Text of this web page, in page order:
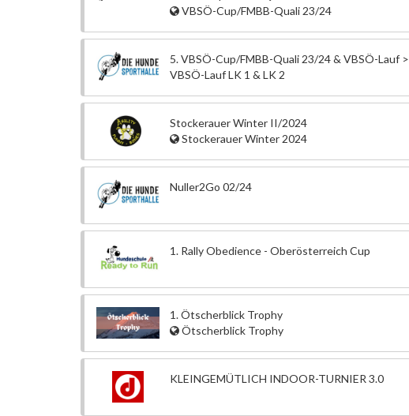
VBSÖ-Cup/FMBB-Quali 23/24
5. VBSÖ-Cup/FMBB-Quali 23/24 & VBSÖ-Lauf >
VBSÖ-Lauf LK 1 & LK 2
Stockerauer Winter II/2024
Stockerauer Winter 2024
Nuller2Go 02/24
1. Rally Obedience - Oberösterreich Cup
1. Ötscherblick Trophy
Ötscherblick Trophy
KLEINGEMÜTLICH INDOOR-TURNIER 3.0